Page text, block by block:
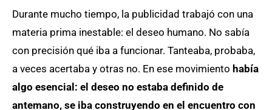
Durante mucho tiempo, la publicidad trabajó con una
materia prima inestable: el deseo humano. No sabía
con precisión qué iba a funcionar. Tanteaba, probaba,
a veces acertaba y otras no. En ese movimiento había
algo esencial: el deseo no estaba definido de
antemano, se iba construyendo en el encuentro con